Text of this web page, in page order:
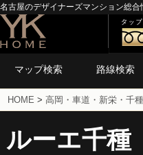
名古屋のデザイナーズマンション総合
マップ検索 路線検索
HOME >高岡・車道・新栄・千種
ルーエ千種